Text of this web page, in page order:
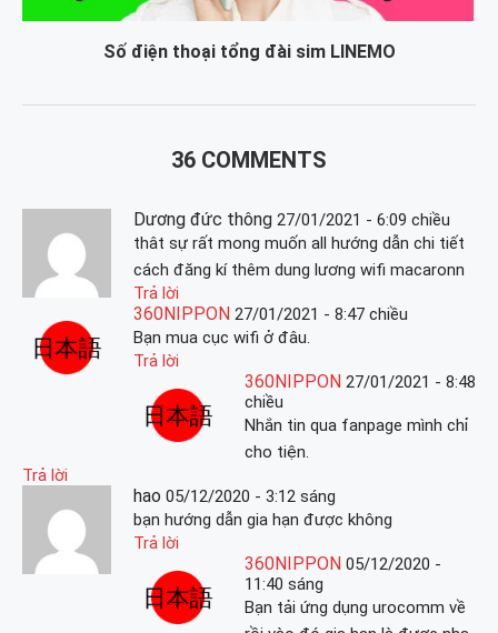
Số điện thoại tổng đài sim LINEMO
36 COMMENTS
Dương đức thông 27/01/2021 - 6:09 chiều
thât sự rất mong muốn all hướng dẫn chi tiết
cách đăng kí thêm dung lương wifi macaronn
Trả lời
360NIPPON 27/01/2021 - 8:47 chiều
Bạn mua cục wifi ở đâu.
Trả lời
360NIPPON 27/01/2021 - 8:48
chiều
Nhắn tin qua fanpage mình chỉ
cho tiện.
Trả lời
hao 05/12/2020 - 3:12 sáng
bạn hướng dẫn gia hạn được không
Trả lời
360NIPPON 05/12/2020 -
11:40 sáng
Bạn tải ứng dụng urocomm về